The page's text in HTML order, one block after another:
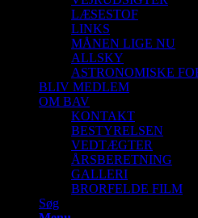
LÆSESTOF
LINKS
MÅNEN LIGE NU
ALLSKY
ASTRONOMISKE
BLIV MEDLEM
OM BAV
KONTAKT
BESTYRELSEN
VEDTÆGTER
ÅRSBERETNING
GALLERI
BRORFELDE FILM
Søg